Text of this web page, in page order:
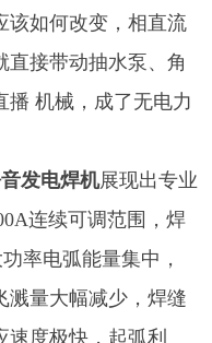
该如何改变，相直流
直接带动抽水泵、角
播 机械，成了无电力
发电焊机展现出专业
连续可调范围，焊
率电弧能量集中，
溅量大幅减少，焊缝
速度极快，起弧利